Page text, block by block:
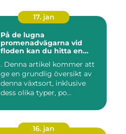
17. jan
På de lugna
promenadvägarna vid
floden kan du hitta en
som kallas Palettblad River
Walk
. Denna artikel kommer att
ge en grundlig översikt av
denna växtsort, inklusive
dess olika typer, po...
16. jan